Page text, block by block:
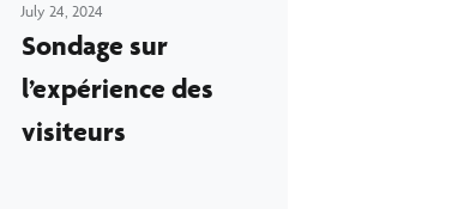
July 24, 2024
Sondage sur
l’expérience des
visiteurs